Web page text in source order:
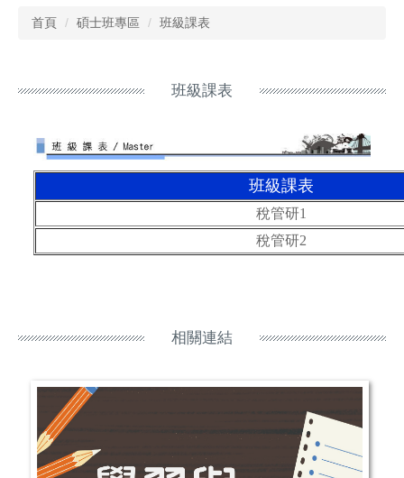
首頁 碩士班專區 班級課表
班級課表
班級課表
稅管研1
稅管研2
相關連結